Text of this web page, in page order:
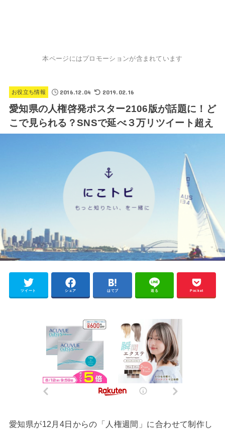
本ページにはプロモーションが含まれています
お役立ち情報 2016.12.04 2019.02.16
愛知県の人権啓発ポスター2106版が話題に！ど
こで見られる？SNSで延べ３万リツイート超え
ツイート シェア はてブ 送る Pocket
愛知県が12月4日からの「人権週間」に合わせて制作し